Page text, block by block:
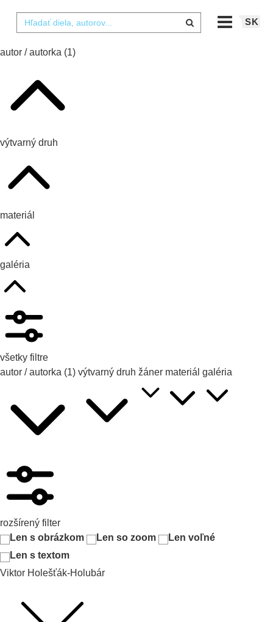
SK
autor / autorka (1)
výtvarný druh
materiál
galéria
všetky filtre
autor / autorka (1) výtvarný druh žáner materiál galéria
rozšírený filter
Len s obrázkom
Len so zoom
Len voľné
Len s textom
Viktor Holešťák-Holubár